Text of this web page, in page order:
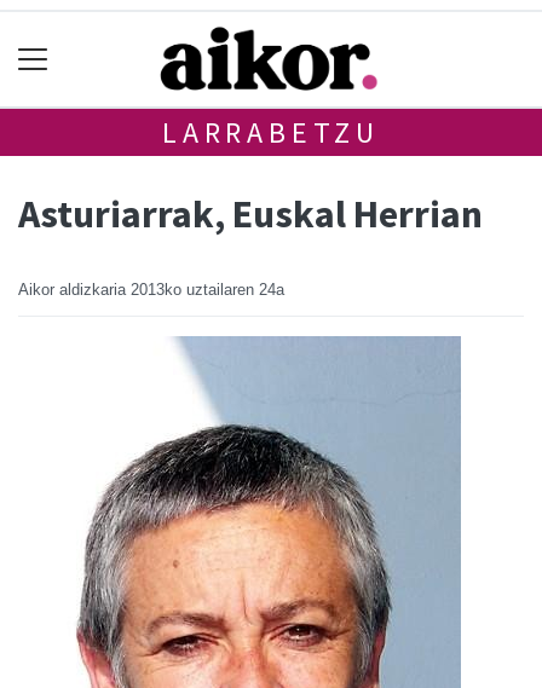
LARRABETZU
Asturiarrak, Euskal Herrian
Aikor aldizkaria 2013ko uztailaren 24a